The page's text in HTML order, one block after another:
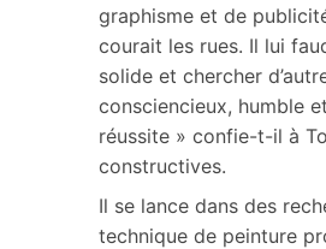
graphisme et de
courait les rues. Il lui
solide et chercher
consciencieux, humble
réussite » confie-t-il à
constructives.
Il se lance dans des
technique de peinture